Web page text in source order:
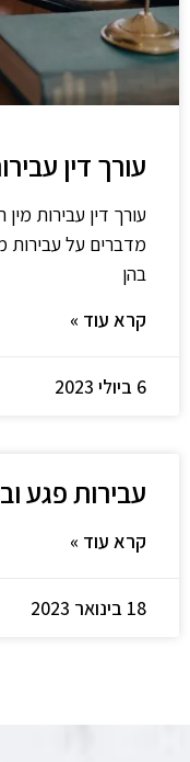
עורך דין
עורך דין עבירות
מדברים על עבירות
בהן
קרא עוד »
6 ביולי 2023
עבירות פגע
קרא עוד »
18 בינואר 2023